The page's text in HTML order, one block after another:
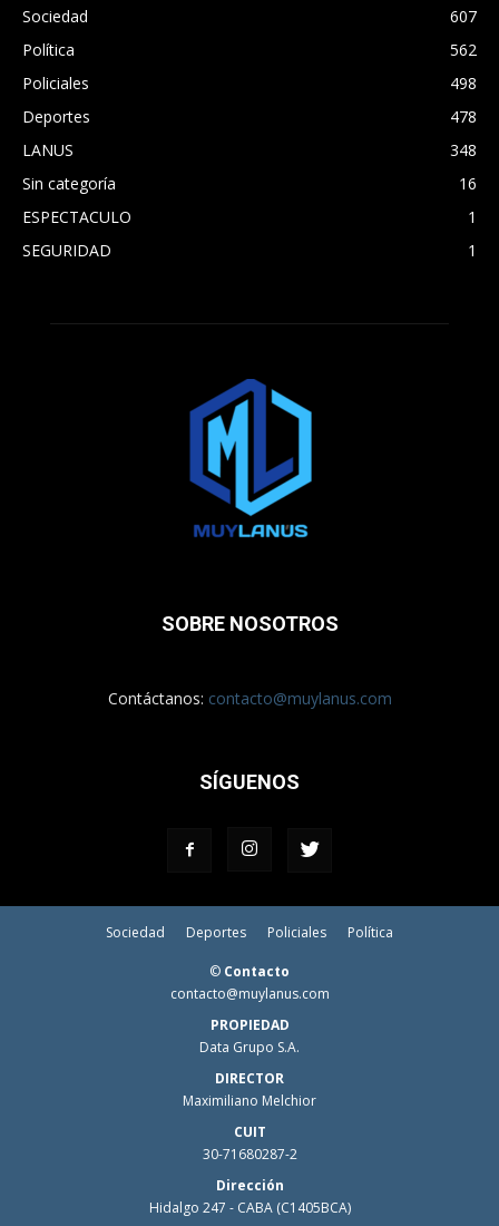
Sociedad
607
Política
562
Policiales
498
Deportes
478
LANUS
348
Sin categoría
16
ESPECTACULO
1
SEGURIDAD
1
SOBRE NOSOTROS
Contáctanos: contacto@muylanus.com
SÍGUENOS
Sociedad Deportes Policiales Política
© Contacto
contacto@muylanus.com
PROPIEDAD
Data Grupo S.A.
DIRECTOR
Maximiliano Melchior
CUIT
30-71680287-2
Dirección
Hidalgo 247 - CABA (C1405BCA)